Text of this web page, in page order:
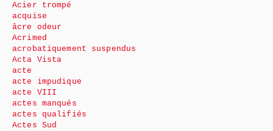
Acier trompé
acquise
âcre odeur
Acrimed
acrobatiquement suspendus
Acta Vista
acte
acte impudique
acte VIII
actes manqués
actes qualifiés
Actes Sud